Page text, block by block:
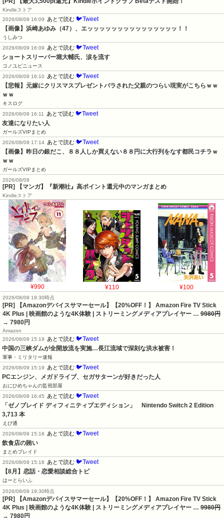
Kindleストア
2026/08/09 16:09
あとで読む 🐦Tweet
【画像】浜崎あゆみ（47）、エッッッッッッッッッッッッッッッ！！
うしみつ
2026/08/09 16:09
あとで読む 🐦Tweet
ショートスリーパー堀大輔氏、涙を流す
コノユビニュース
2026/08/09 16:10
あとで読む 🐦Tweet
【悲報】元嫁にクリスマスプレゼントバラされた父親のつらい現実がこちらｗｗ
ｗｗ
キスログ
2026/08/09 16:11
あとで読む 🐦Tweet
友達になりたい人
ガールズVIPまとめ
2026/08/09 17:14 あとで読む 🐦Tweet
【画像】昨日の銀だこ、８８人しか買えない８８円に大行列をなす都民コチラｗ
ｗｗ
ガールズVIPまとめ
2026/08/09
[PR] 【マンガ】『新潮社』高ポイント還元中のマンガまとめ
Kindleストア
¥990 ¥110 ¥100
2026/08/09 19:30時点
[PR] 【Amazonデバイスサマーセール】【20%OFF！】 Amazon Fire TV Stick
4K Plus | 映画館のような4K体験 | ストリーミングメディアプレイヤー … 9980円
→ 7980円
Amazon
2026/08/09 15:19
あとで読む 🐦Tweet
中国の三峡ダムが全開放流を実施…長江流域で深刻な洪水被害！
軍事・ミリタリー速報
2026/08/09 15:19
あとで読む 🐦Tweet
PCエンジン、メガドライブ、セガサターンが好きだった人
おにひめちゃんの監視部屋
2026/08/09 16:45
あとで読む 🐦Tweet
「ゼノブレイド ディフィニティブエディション」　Nintendo Switch 2 Edition
3,713 本
えび通
2026/08/09 15:18
あとで読む 🐦Tweet
飲食店の賄い
まとめブレイド
2026/08/09 15:18
あとで読む 🐦Tweet
【8月】恋話・恋愛相談総合トピ
はーとらいふ
2026/08/09 19:30時点
[PR] 【Amazonデバイスサマーセール】【20%OFF！】 Amazon Fire TV Stick
4K Plus | 映画館のような4K体験 | ストリーミングメディアプレイヤー … 9980円
→ 7980円